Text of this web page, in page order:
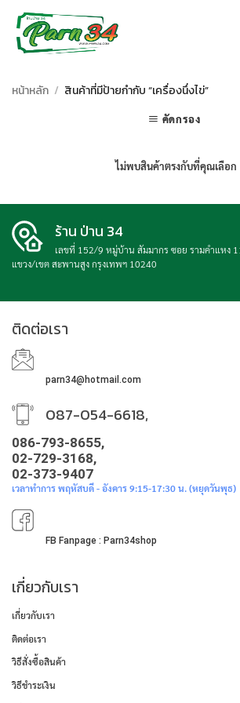
content
หน้าหลัก / สินค้าที่มีป้ายกำกับ “เครื่องนึ่งไข่”
คัดกรอง
ไม่พบสินค้าตรงกับที่คุณเลือก
ร้าน ป่าน 34
เลขที่ 152/9 หมู่บ้าน สัมมากร ซอย รามคำแหง
แขวง/เขต สะพานสูง กรุงเทพฯ 10240
ติดต่อเรา
parn34@hotmail.com
087-054-6618,
086-793-8655,
02-729-3168,
02-373-9407
เวลาทำการ พฤหัสบดี - อังคาร 9:15-17:30 น. (หยุดวันพุธ)
FB Fanpage : Parn34shop
เกี่ยวกับเรา
เกี่ยวกับเรา
ติดต่อเรา
วิธีสั่งซื้อสินค้า
วิธีชำระเงิน